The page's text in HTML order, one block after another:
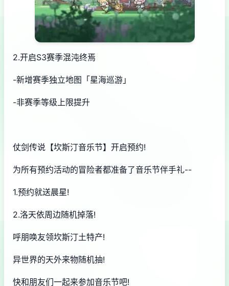
2.开启S3赛季混沌终焉
-新增赛季独立地图「星海巡游」
-非赛季等级上限提升
仗剑传说【坎斯汀音乐节】开启预约!
为所有预约活动的冒险者都准备了音乐节伴手礼--
1.预约就送晨星!
2.洛天依周边随机掉落!
呼朋唤友领坎斯汀土特产!
异世界的天外来物随机抽!
快和朋友们一起来参加音乐节吧!